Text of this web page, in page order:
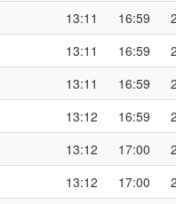
13:11 16:59
13:11 16:59
13:11 16:59
13:12 16:59
13:12 17:00
13:12 17:00